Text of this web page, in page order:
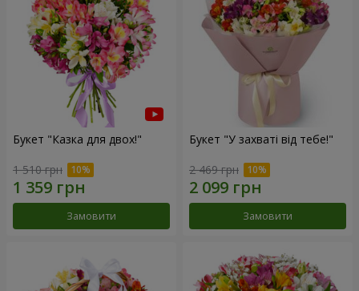
Букет "Казка для двох!"
1 510 грн
Замовити
Букет "У захваті від тебе!"
2 469 грн
Замовити